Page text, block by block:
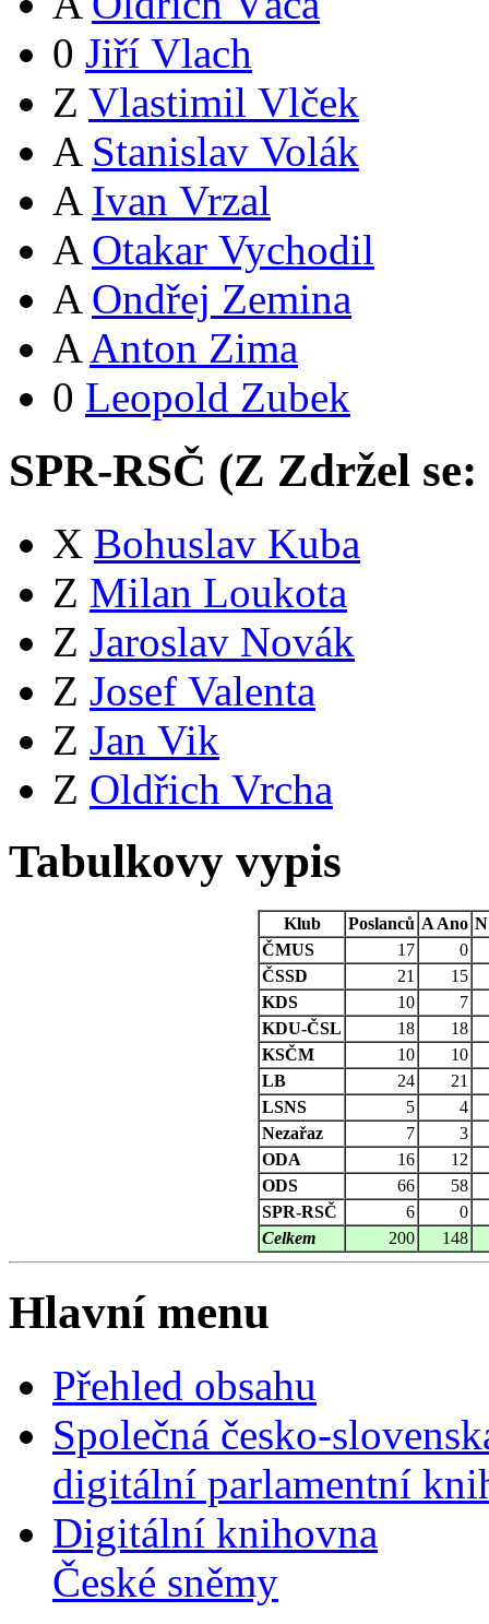
0 Jiří Vlach
Z Vlastimil Vlček
A Stanislav Volák
A Ivan Vrzal
A Otakar Vychodil
A Ondřej Zemina
A Anton Zima
0 Leopold Zubek
SPR-RSČ (Z Zdržel se:
X Bohuslav Kuba
Z Milan Loukota
Z Jaroslav Novák
Z Josef Valenta
Z Jan Vik
Z Oldřich Vrcha
Tabulkovy vypis
Klub Poslanců A Ano N
ČMUS
17
0
ČSSD
21
15
KDS
10
7
KDU-ČSL
18
18
KSČM
10
10
LB
24
21
LSNS
5
4
Nezařaz
7
3
ODA
16
12
ODS
66
58
SPR-RSČ
6
0
Celkem
200 148
Hlavní menu
Přehled obsahu
Společná česko-
digitální parlamentní
Digitální knihovna
České sněmy